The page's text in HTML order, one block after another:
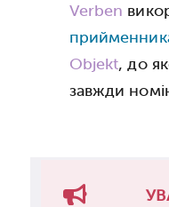
Verben
Objekt, до
завжди